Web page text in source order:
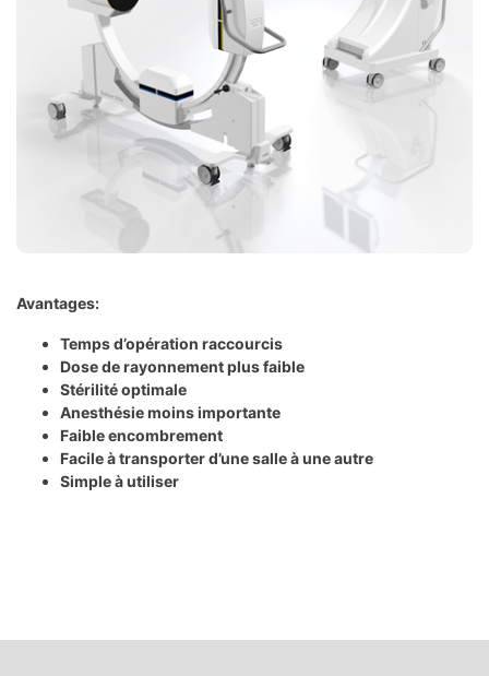
Avantages:
Temps d’opération raccourcis
Dose de rayonnement plus faible
Stérilité optimale
Anesthésie moins importante
Faible encombrement
Facile à transporter d’une salle à une autre
Simple à utiliser